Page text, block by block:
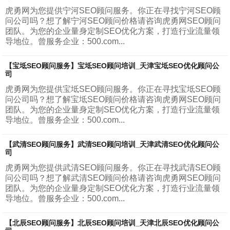
虎勇网为您提供宁河SEO顾问服务。你正在寻找宁河SEO顾
问公司吗？想了解宁河SEO顾问价格请咨询虎勇网SEO顾问
团队。为您的企业量身定制SEO优化方案，打造行业流量领
导地位。曾服务企业：500.com...
【宝坻SEO顾问服务】宝坻SEO顾问培训_天津宝坻SEO优化顾问公
司
虎勇网为您提供宝坻SEO顾问服务。你正在寻找宝坻SEO顾
问公司吗？想了解宝坻SEO顾问价格请咨询虎勇网SEO顾问
团队。为您的企业量身定制SEO优化方案，打造行业流量领
导地位。曾服务企业：500.com...
【武清SEO顾问服务】武清SEO顾问培训_天津武清SEO优化顾问公
司
虎勇网为您提供武清SEO顾问服务。你正在寻找武清SEO顾
问公司吗？想了解武清SEO顾问价格请咨询虎勇网SEO顾问
团队。为您的企业量身定制SEO优化方案，打造行业流量领
导地位。曾服务企业：500.com...
【北辰SEO顾问服务】北辰SEO顾问培训_天津北辰SEO优化顾问公